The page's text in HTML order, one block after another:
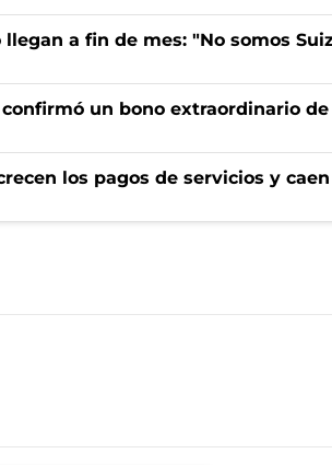
a fin de mes: "No somos
un bono extraordinario de
los pagos de servicios y